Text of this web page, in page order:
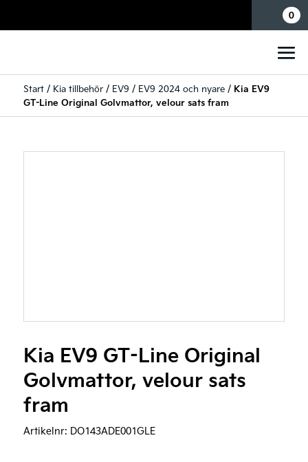
0
Start/ Kia tillbehör/ EV9 / EV9 2024 och nyare/ Kia EV9
GT-Line Original Golvmattor, velour sats fram
Kia EV9 GT-Line Original
Golvmattor, velour sats
fram
Artikelnr: DO143ADE001GLE